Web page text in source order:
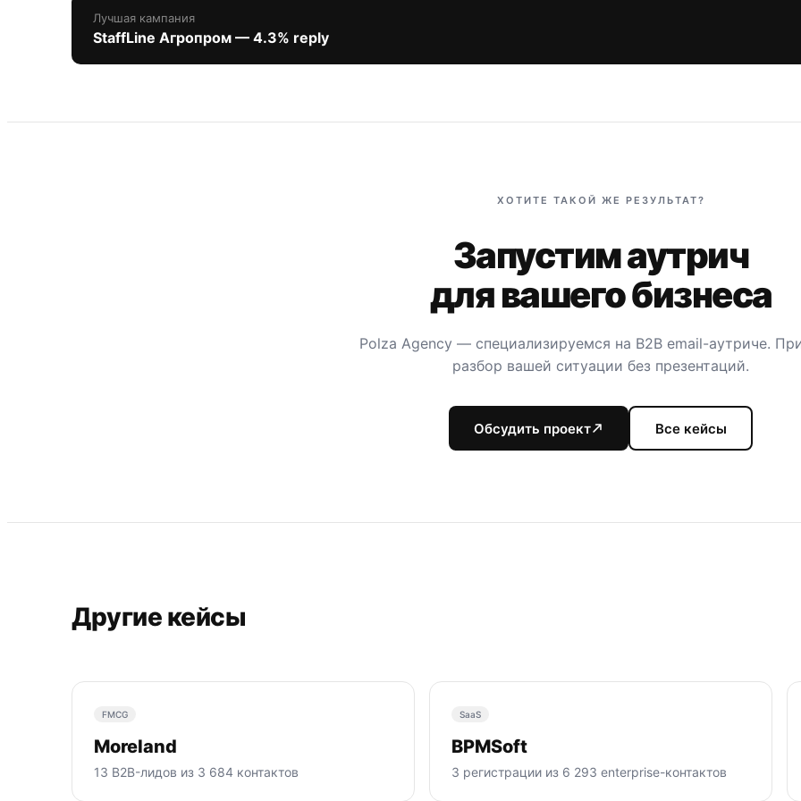
Лучшая кампания
StaffLine Агропром — 4.3% reply
ХОТИТЕ ТАКОЙ ЖЕ РЕЗУЛЬТАТ?
Запустим аутрич
для вашего бизнеса
Polza Agency — специализируемся на B2B email-аутриче.
разбор вашей ситуации без презентаций.
Обсудить проект Все кейсы
Другие кейсы
FMCG
Moreland
13 B2B-лидов из 3 684 контактов
SaaS
BPMSoft
3 регистрации из 6 293 enterprise-контактов